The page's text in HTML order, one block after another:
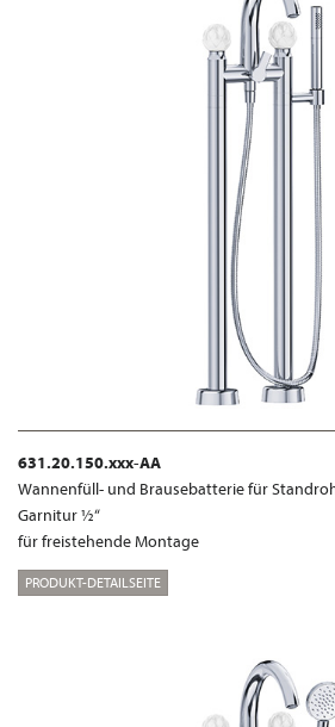
631.20.150.xxx-AA
Wannenfüll- und Brausebatterie für
Garnitur ½“
für freistehende Montage
PRODUKT-DETAILSEITE